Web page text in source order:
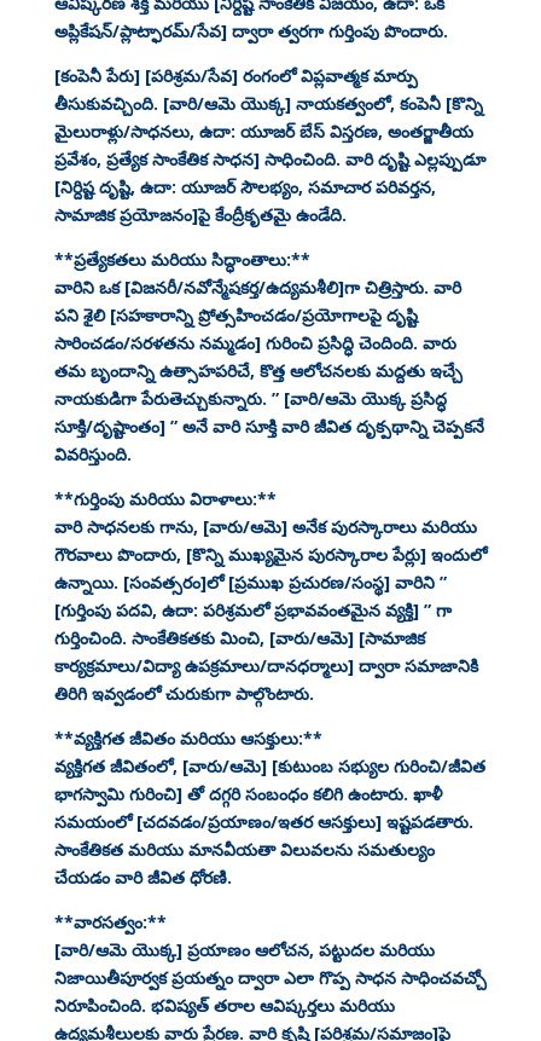
అప్లికేషన్/ప్లాట్ఫారమ్/సేవ] ద్వారా త్వరగా గుర్తింపు పొందారు.
[కంపెనీ పేరు] [పరిశ్రమ/సేవ] రంగంలో విప్లవాత్మక మార్పు
తీసుకువచ్చింది. [వారి/ఆమె యొక్క] నాయకత్వంలో, కంపెనీ [కొన్ని
మైలురాళ్లు/సాధనలు, ఉదా: యూజర్ బేస్ విస్తరణ, అంతర్జాతీయ
ప్రవేశం, ప్రత్యేక సాంకేతిక సాధన] సాధించింది. వారి దృష్టి ఎల్లప్పుడూ
[నిర్దిష్ట దృష్టి, ఉదా: యూజర్ సౌలభ్యం, సమాచార పరివర్తన,
సామాజిక ప్రయోజనం]పై కేంద్రీకృతమై ఉండేది.
**ప్రత్యేకతలు మరియు సిద్ధాంతాలు:**
వారిని ఒక [విజనరీ/నవోన్మేషకర్త/ఉద్యమశీలి]గా చిత్రిస్తారు. వారి
పని శైలి [సహకారాన్ని ప్రోత్సహించడం/ప్రయోగాలపై దృష్టి
సారించడం/సరళతను నమ్మడం] గురించి ప్రసిద్ధి చెందింది. వారు
తమ బృందాన్ని ఉత్సాహపరిచే, కొత్త ఆలోచనలకు మద్దతు ఇచ్చే
నాయకుడిగా పేరుతెచ్చుకున్నారు. ” [వారి/ఆమె యొక్క ప్రసిద్ధ
సూక్తి/దృష్టాంతం] ” అనే వారి సూక్తి వారి జీవిత దృక్పథాన్ని చెప్పకనే
వివరిస్తుంది.
**గుర్తింపు మరియు విరాళాలు:**
వారి సాధనలకు గాను, [వారు/ఆమె] అనేక పురస్కారాలు మరియు
గౌరవాలు పొందారు, [కొన్ని ముఖ్యమైన పురస్కారాల పేర్లు] ఇందులో
ఉన్నాయి. [సంవత్సరం]లో [ప్రముఖ ప్రచురణ/సంస్థ] వారిని ”
[గుర్తింపు పదవి, ఉదా: పరిశ్రమలో ప్రభావవంతమైన వ్యక్తి] ” గా
గుర్తించింది. సాంకేతికతకు మించి, [వారు/ఆమె] [సామాజిక
కార్యక్రమాలు/విద్యా ఉపక్రమాలు/దానధర్మాలు] ద్వారా సమాజానికి
తిరిగి ఇవ్వడంలో చురుకుగా పాల్గొంటారు.
**వ్యక్తిగత జీవితం మరియు ఆసక్తులు:**
వ్యక్తిగత జీవితంలో, [వారు/ఆమె] [కుటుంబ సభ్యుల గురించి/జీవిత
భాగస్వామి గురించి] తో దగ్గరి సంబంధం కలిగి ఉంటారు. ఖాళీ
సమయంలో [చదవడం/ప్రయాణం/ఇతర ఆసక్తులు] ఇష్టపడతారు.
సాంకేతికత మరియు మానవీయతా విలువలను సమతుల్యం
చేయడం వారి జీవిత ధోరణి.
**వారసత్వం:**
[వారి/ఆమె యొక్క] ప్రయాణం ఆలోచన, పట్టుదల మరియు
నిజాయితీపూర్వక ప్రయత్నం ద్వారా ఎలా గొప్ప సాధన సాధించవచ్చో
నిరూపించింది. భవిష్యత్ తరాల ఆవిష్కర్తలు మరియు
ఉద్యమశీలులకు వారు ప్రేరణ. వారి కృషి [పరిశ్రమ/సమాజం]పై